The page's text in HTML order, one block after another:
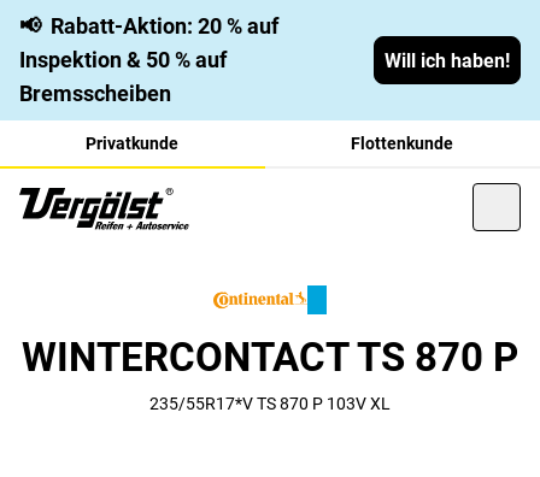
📢 Rabatt-Aktion: 20 % auf
Inspektion & 50 % auf
Bremsscheiben
Will ich haben!
Privatkunde Flottenkunde
WINTERCONTACT TS 870 P
235/55R17*V TS 870 P 103V XL